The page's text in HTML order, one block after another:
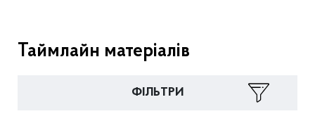
Таймлайн матеріалів
ФІЛЬТРИ